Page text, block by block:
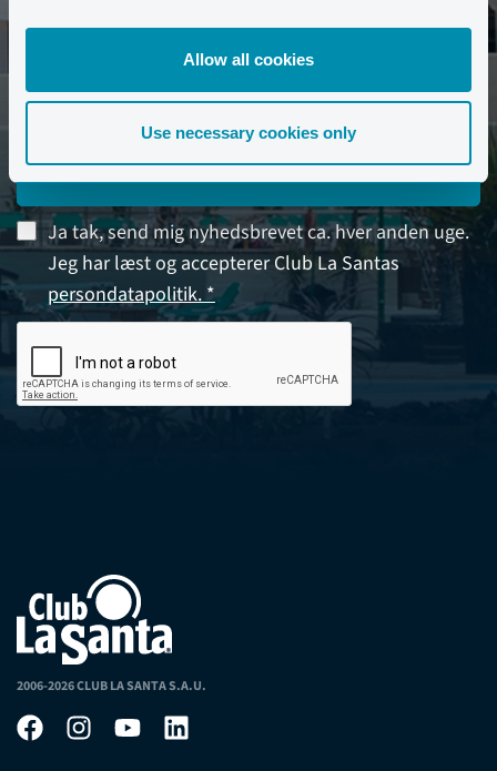
Allow all cookies
Use necessary cookies only
Ja tak, send mig nyhedsbrevet ca. hver anden uge.
Jeg har læst og accepterer Club La Santas
persondatapolitik. *
2006-2026 CLUB LA SANTA S.A.U.